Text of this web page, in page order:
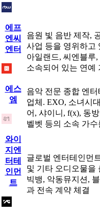
에프
엔씨
엔터
음원 빛 음반 제작,
사업 등을 영위하고
아일랜드, 씨엔블루,
소속되어 있는 연예
에스
엠
음악 전문 종합 엔터
업체. EXO, 소녀시
어, 샤이니, f(x), 동
벨벳 등의 소속 가수
와이
지엔
터테
인먼
트
글로벌 엔터테인먼
및 기타 오디오물을
빅뱅, 악동뮤지션,
과 전속 계약 체결